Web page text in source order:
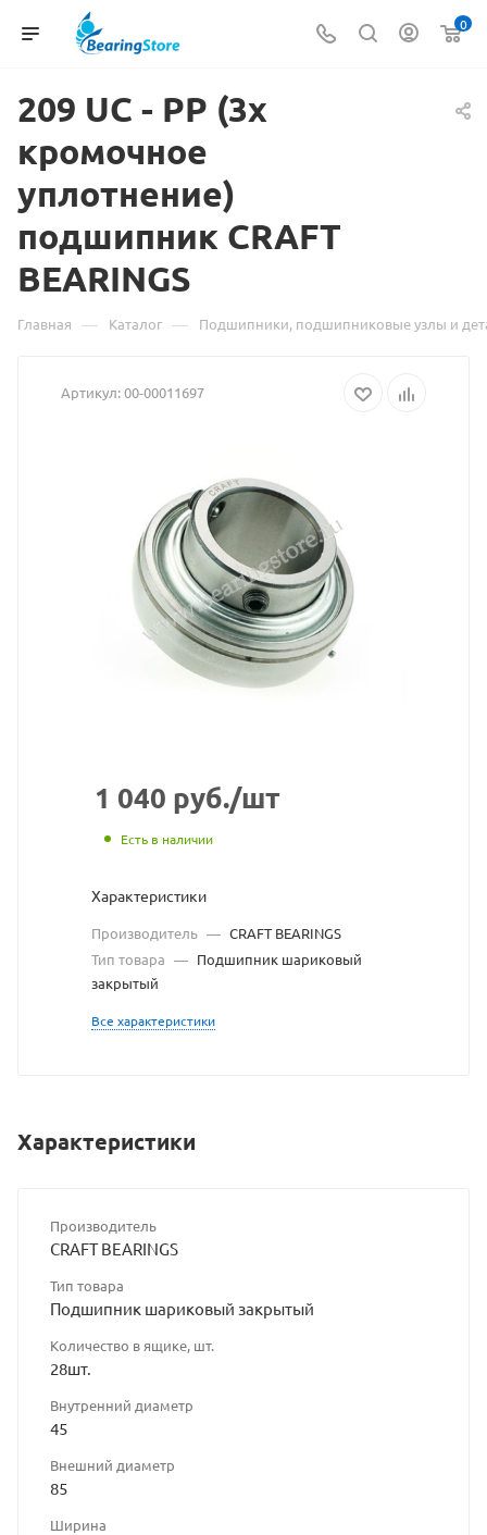
0
209 UC - PP (3х
кромочное
о
товаре
UC
кромочное
уплотнение)
подшипник
CRAFT
BEARINGS
взят
сайта
https://
по
разрешения
сайта
уплотнение)
подшипник CRAFT
BEARINGS
Главная — Каталог — Подшипники, подшипниковые узлы и
Артикул:00-00011697
1 040 руб./шт
Есть в наличии
Характеристики
Производитель — CRAFT BEARINGS
Тип товара — Подшипник шариковый
закрытый
Все характеристики
Характеристики
Производитель
CRAFT BEARINGS
Тип товара
Подшипник шариковый закрытый
Количество в ящике, шт.
28шт.
Внутренний диаметр
45
Внешний диаметр
85
Ширина